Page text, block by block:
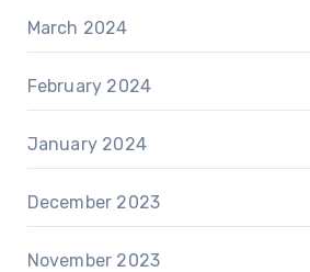
March 2024
February 2024
January 2024
December 2023
November 2023